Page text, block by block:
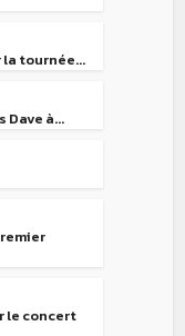
la tournée...
Dave à...
le concert